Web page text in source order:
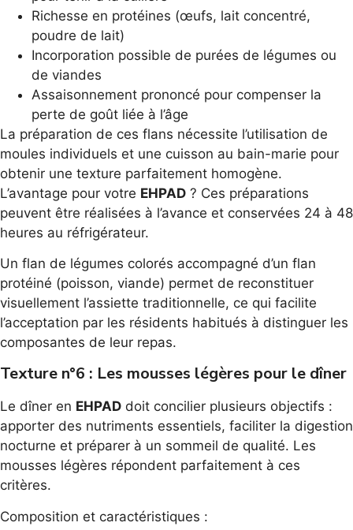
Richesse en protéines (œufs, lait concentré,
poudre de lait)
Incorporation possible de purées de légumes ou
de viandes
Assaisonnement prononcé pour compenser la
perte de goût liée à l’âge
La préparation de ces flans nécessite l’utilisation de
moules individuels et une cuisson au bain-marie pour
obtenir une texture parfaitement homogène.
L’avantage pour votre EHPAD ? Ces préparations
peuvent être réalisées à l’avance et conservées 24 à 48
heures au réfrigérateur.
Un flan de légumes colorés accompagné d’un flan
protéiné (poisson, viande) permet de reconstituer
visuellement l’assiette traditionnelle, ce qui facilite
l’acceptation par les résidents habitués à distinguer les
composantes de leur repas.
Texture n°6 : Les mousses légères pour le dîner
Le dîner en EHPAD doit concilier plusieurs objectifs :
apporter des nutriments essentiels, faciliter la digestion
nocturne et préparer à un sommeil de qualité. Les
mousses légères répondent parfaitement à ces
critères.
Composition et caractéristiques :